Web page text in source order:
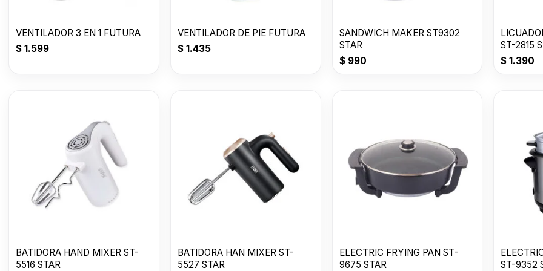
VENTILADOR 3 EN 1 FUTURA
$ 1.599
VENTILADOR DE PIE FUTURA
$1.435
SANDWICH MAKER ST9302
STAR
$990
ST-2815
$ 1.390
BATIDORA HAND MIXER ST-
5516 STAR
BATIDORA HAN MIXER ST-
5527 STAR
ELECTRIC FRYING PAN ST-
9675 STAR
ST-9352